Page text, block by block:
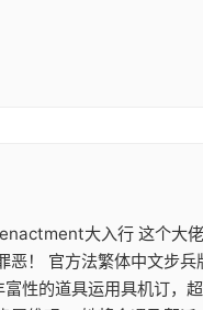
大入行 这个大
！ 官方法繁体中文步
性的道具运用具机订